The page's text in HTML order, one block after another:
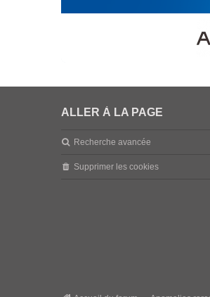
ALLER À LA PAGE
Recherche avancée
Supprimer les cookies